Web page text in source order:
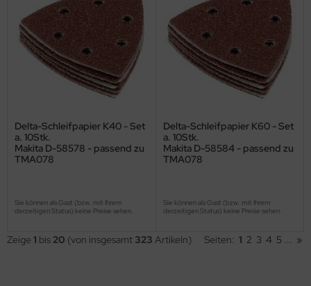
Delta-Schleifpapier K40 - Set
a. 10Stk.
Makita D-58578 - passend zu
TMA078
Sie können als Gast (bzw. mit Ihrem
derzeitigen Status) keine Preise sehen.
Delta-Schleifpapier K60 - Set
a. 10Stk.
Makita D-58584 - passend zu
TMA078
Sie können als Gast (bzw. mit Ihrem
derzeitigen Status) keine Preise sehen.
Zeige 1 bis 20 (von insgesamt 323 Artikeln) Seiten: 1 2 3 4 5 ... »